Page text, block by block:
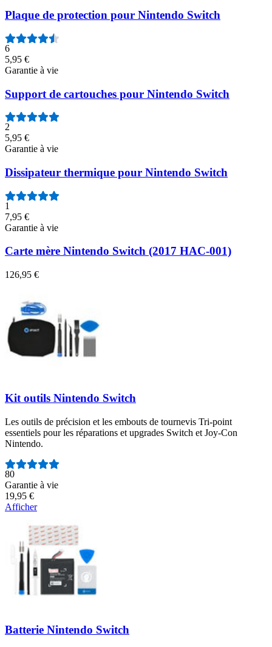
Plaque de protection pour Nintendo Switch
6
5,95 €
Garantie à vie
Support de cartouches pour Nintendo Switch
2
5,95 €
Garantie à vie
Dissipateur thermique pour Nintendo Switch
1
7,95 €
Garantie à vie
Carte mère Nintendo Switch (2017 HAC-001)
126,95 €
Kit outils Nintendo Switch
Les outils de précision et les embouts de tournevis Tri-point
essentiels pour les réparations et upgrades Switch et Joy-Con
Nintendo.
Nombre d'avis :
80
Garantie à vie
19,95 €
Afficher
Batterie Nintendo Switch